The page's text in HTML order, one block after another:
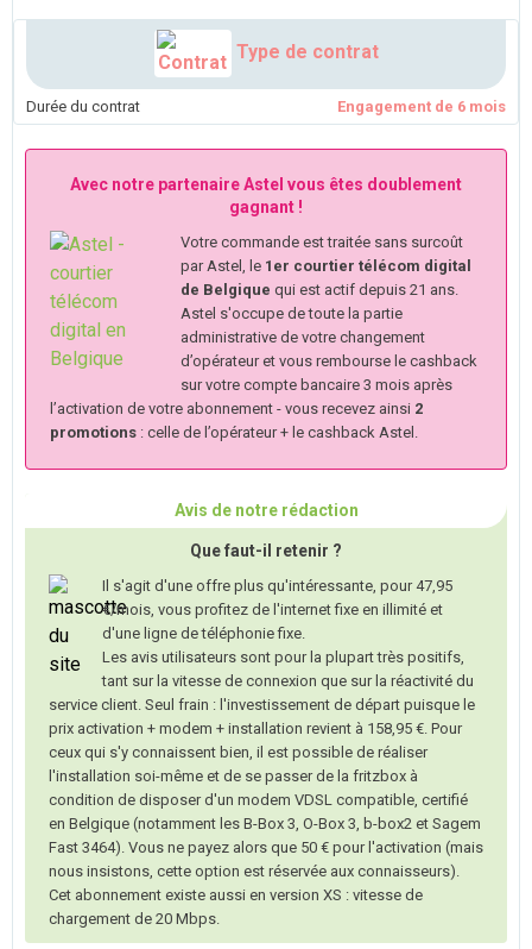
Type de contrat
Durée du contrat Engagement de 6 mois
Avec notre partenaire Astel vous êtes doublement
gagnant !
Votre commande est traitée sans surcoût
par Astel, le 1er courtier télécom digital
de Belgique qui est actif depuis 21 ans.
Astel s'occupe de toute la partie
administrative de votre changement
d’opérateur et vous rembourse le cashback
sur votre compte bancaire 3 mois après
l’activation de votre abonnement - vous recevez ainsi 2
promotions : celle de l’opérateur + le cashback Astel.
Avis de notre rédaction
Que faut-il retenir ?
Il s'agit d'une offre plus qu'intéressante, pour 47,95
€/mois, vous profitez de l'internet fixe en illimité et
d'une ligne de téléphonie fixe.
Les avis utilisateurs sont pour la plupart très positifs,
tant sur la vitesse de connexion que sur la réactivité du
service client. Seul frain : l'investissement de départ puisque le
prix activation + modem + installation revient à 158,95 €. Pour
ceux qui s'y connaissent bien, il est possible de réaliser
l'installation soi-même et de se passer de la fritzbox à
condition de disposer d'un modem VDSL compatible, certifié
en Belgique (notamment les B-Box 3, O-Box 3, b-box2 et Sagem
Fast 3464). Vous ne payez alors que 50 € pour l'activation (mais
nous insistons, cette option est réservée aux connaisseurs).
Cet abonnement existe aussi en version XS : vitesse de
chargement de 20 Mbps.